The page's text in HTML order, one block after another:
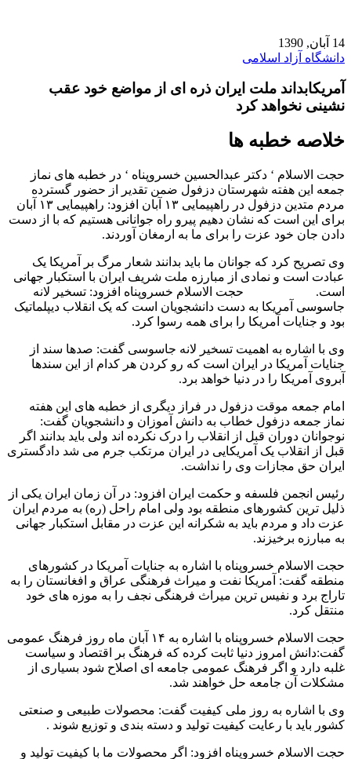
14 آبان, 1390
دانشگاه آزاد اسلامی
آمریکابداند ملت ایران ذره ای از مواضع خود عقب
نشینی نخواهد کرد
خلاصه خطبه ها
حجت الاسلام ‘ دکتر عبدالحسین خسروپناه ‘ در خطبه های نماز
جمعه این هفته شهرستان دزفول ضمن تقدیر از حضور گسترده
مردم متدین دزفول در راهپیمایی ۱۳ آبان افزود: راهپیمایی ۱۳ آبان
برای این است که نشان دهیم پیرو راه جوانانی هستیم که با از دست
دادن جان خود عزت را برای ما به ارمغان آوردند.
وی تصریح کرد که جوانان ما باید بدانند شعار مرگ بر آمریکا یک
عبادت است و نمادی از مبارزه ملت شریف ایران با استکبار جهانی
است. حجت الاسلام خسروپناه افزود: تسخیر لانه
جاسوسی آمریکا به دست دانشجویان است که یک انقلاب دیپلماتیک
بود و جنایات آمریکا را برای همه رسوا کرد.
وی با اشاره به اهمیت تسخیر لانه جاسوسی گفت: صدها سند از
جنایات آمریکا در ایران است که رو کردن هر کدام از این سندها
آبروی آمریکا را در دنیا خواهد برد.
امام جمعه موقت دزفول در فراز دیگری از خطبه های این هفته
نماز جمعه دزفول خطاب به دانش آموزان و دانشجویان گفت:
نوجوانان دوران قبل از انقلاب را درک نکرده اند ولی باید بدانند اگر
قبل از انقلاب یک آمریکایی در ایران مرتکب جرم می شد دادگستری
ایران حق مجازات وی را نداشت.
رئیس انجمن فلسفه و حکمت ایران افزود: در آن زمان ایران یکی از
ذلیل ترین کشورهای منطقه بود ولی امام راحل (ره) به مردم ایران
عزت داد و مردم باید به شکرانه این عزت در مقابل استکبار جهانی
به مبارزه برخیزند.
حجت الاسلام خسروپناه با اشاره به جنایات آمریکا در کشورهای
منطقه گفت: آمریکا نفت و میراث فرهنگی عراق و افغانستان را به
تاراج برد و نفیس ترین میراث فرهنگی نجف را به موزه های خود
منتقل کرد.
حجت الاسلام خسروپناه با اشاره به ۱۴ آبان ماه روز فرهنگ عمومی
گفت:دانش امروز دنیا ثابت کرده که فرهنگ بر اقتصاد و سیاست
غلبه دارد و اگر فرهنگ عمومی جامعه ای اصلاح شود بسیاری از
مشکلات آن جامعه حل خواهند شد.
وی با اشاره به روز ملی کیفیت گفت: محصولات طبیعی و صنعتی
کشور باید با رعایت کیفیت تولید و دسته بندی و توزیع شوند .
حجت الاسلام خسروپناه افزود: اگر محصولات ما با کیفیت تولید و